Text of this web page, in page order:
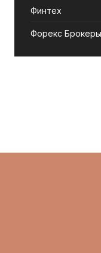
Финтех
Форекс Брокеры